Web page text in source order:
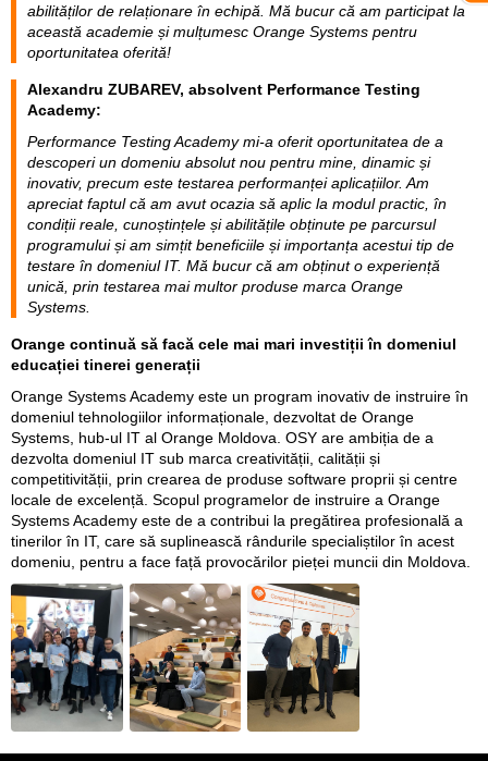
abilităților de relaționare în echipă. Mă bucur că am participat la
această academie și mulțumesc Orange Systems pentru
oportunitatea oferită!
Alexandru ZUBAREV, absolvent Performance Testing
Academy:
Performance Testing Academy mi-a oferit oportunitatea de a
descoperi un domeniu absolut nou pentru mine, dinamic și
inovativ, precum este testarea performanței aplicațiilor. Am
apreciat faptul că am avut ocazia să aplic la modul practic, în
condiții reale, cunoștințele și abilitățile obținute pe parcursul
programului și am simțit beneficiile și importanța acestui tip de
testare în domeniul IT. Mă bucur că am obținut o experiență
unică, prin testarea mai multor produse marca Orange
Systems.
Orange continuă să facă cele mai mari investiții în domeniul
educației tinerei generații
Orange Systems Academy este un program inovativ de instruire în
domeniul tehnologiilor informaționale, dezvoltat de Orange
Systems, hub-ul IT al Orange Moldova. OSY are ambiția de a
dezvolta domeniul IT sub marca creativității, calității și
competitivității, prin crearea de produse software proprii și centre
locale de excelență. Scopul programelor de instruire a Orange
Systems Academy este de a contribui la pregătirea profesională a
tinerilor în IT, care să suplinească rândurile specialiștilor în acest
domeniu, pentru a face față provocărilor pieței muncii din Moldova.